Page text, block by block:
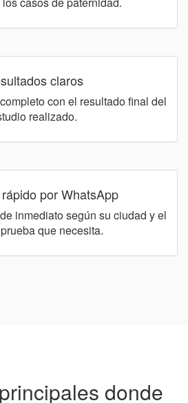
claros
con el resultado final del
realizado.
por WhatsApp
inmediato según su ciudad y el
que necesita.
donde